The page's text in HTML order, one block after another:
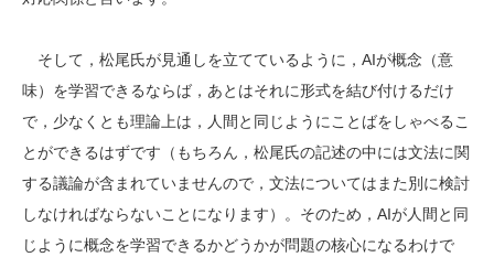
そして，松尾氏が見通しを立てているように，AIが概念（意
味）を学習できるならば，あとはそれに形式を結び付けるだけ
で，少なくとも理論上は，人間と同じようにことばをしゃべるこ
とができるはずです（もちろん，松尾氏の記述の中には文法に関
する議論が含まれていませんので，文法についてはまた別に検討
しなければならないことになります）。そのため，AIが人間と同
じように概念を学習できるかどうかが問題の核心になるわけで